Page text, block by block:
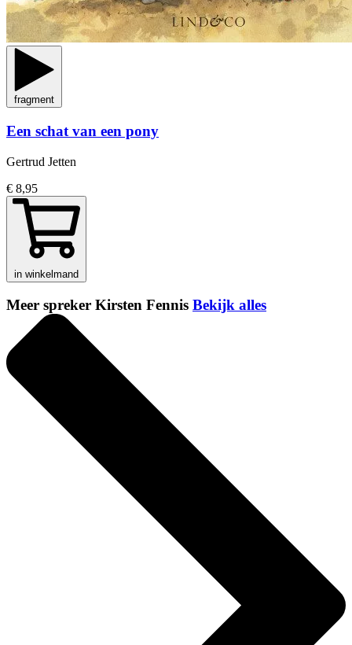
fragment
Een schat van een pony
Gertrud Jetten
€ 8,95
in winkelmand
Meer spreker Kirsten Fennis Bekijk alles